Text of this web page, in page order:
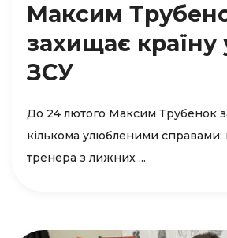
Максим
захищає країну
ЗСУ
До 24 лютого Максим Трубенок
кількома улюбленими справами:
тренера з лижних ...